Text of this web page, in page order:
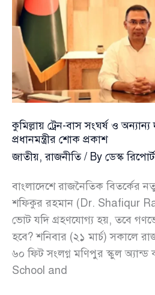
জাহাজ
জ্বালানি
খালাস
কুমিল্লায় ট্রেন-বাস সংঘর্ষ ও
প্রধানমন্ত্রীর শোক প্রকাশ
জাতীয়,রাজনীতি/ By ডেস্ক রিপোর্ট
বাংলাদেশে রাজনৈতিক বিতর্কের
শফিকুর রহমান (Dr. Shafiqur
ভোট যদি গ্রহণযোগ্য হয়, তবে
হবে? শনিবার (২১ মার্চ) সকালে
৬০ ফিট সংলগ্ন মণিপুর স্কুল
School and